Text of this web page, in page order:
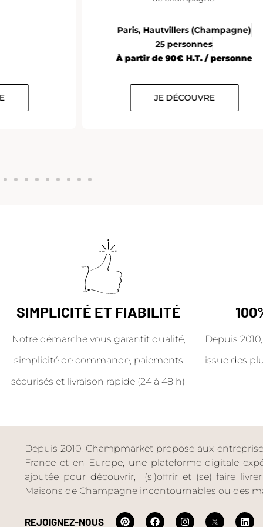
Paris 10 à 12 personnes
À partir de 35€ H.T. / personne
JE DÉCOUVRE
SIMPLICITÉ ET FIABILITÉ
Notre démarche vous garantit qualité,
simplicité de commande, paiements
sécurisés et livraison rapide (24 à 48 h).
Depuis
issue des
Depuis 2010, Champmarket propose aux
France et en Europe, une plateforme digitale
ajoutée pour découvrir, (s’)offrir et (se) faire
Maisons de Champagne incontournables ou des
REJOIGNEZ-NOUS